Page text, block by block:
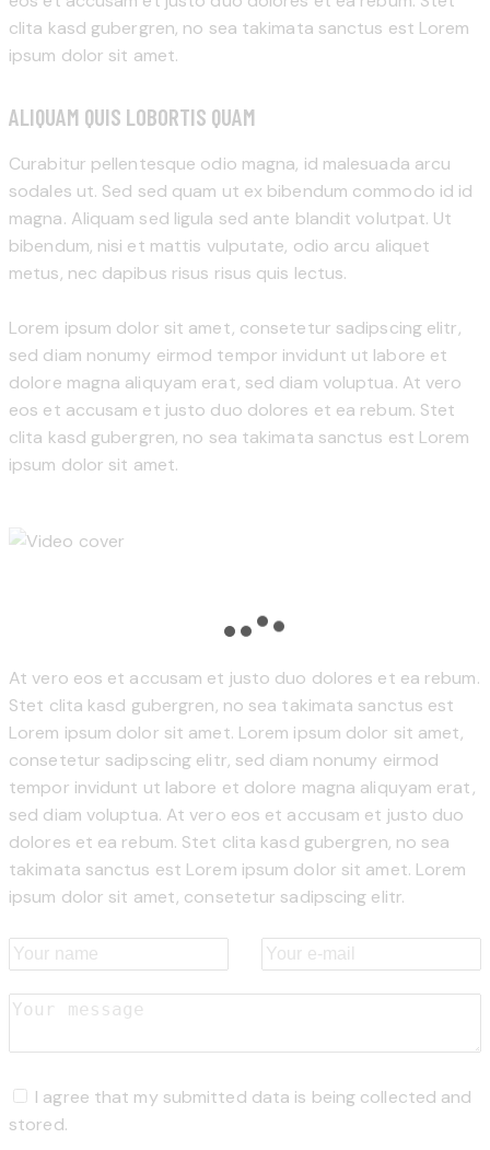
clita kasd gubergren, no sea takimata sanctus est Lorem
ipsum dolor sit amet.
ALIQUAM QUIS LOBORTIS QUAM
Curabitur pellentesque odio magna, id malesuada arcu
sodales ut. Sed sed quam ut ex bibendum commodo id id
magna. Aliquam sed ligula sed ante blandit volutpat. Ut
bibendum, nisi et mattis vulputate, odio arcu aliquet
metus, nec dapibus risus risus quis lectus.
Lorem ipsum dolor sit amet, consetetur sadipscing elitr,
sed diam nonumy eirmod tempor invidunt ut labore et
dolore magna aliquyam erat, sed diam voluptua. At vero
eos et accusam et justo duo dolores et ea rebum. Stet
clita kasd gubergren, no sea takimata sanctus est Lorem
ipsum dolor sit amet.
At vero eos et accusam et justo duo dolores et ea rebum.
Stet clita kasd gubergren, no sea takimata sanctus est
Lorem ipsum dolor sit amet. Lorem ipsum dolor sit amet,
consetetur sadipscing elitr, sed diam nonumy eirmod
tempor invidunt ut labore et dolore magna aliquyam erat,
sed diam voluptua. At vero eos et accusam et justo duo
dolores et ea rebum. Stet clita kasd gubergren, no sea
takimata sanctus est Lorem ipsum dolor sit amet. Lorem
ipsum dolor sit amet, consetetur sadipscing elitr.
I agree that my submitted data is being collected and
stored.